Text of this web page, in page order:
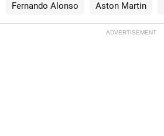
Fernando Alonso Aston Martin
ADVERTISEMENT